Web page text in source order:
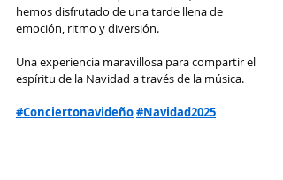
hemos disfrutado de una tarde llena de
emoción, ritmo y diversión.
Una experiencia maravillosa para compartir el
espíritu de la Navidad a través de la música.
#Conciertonavideño#Navidad2025